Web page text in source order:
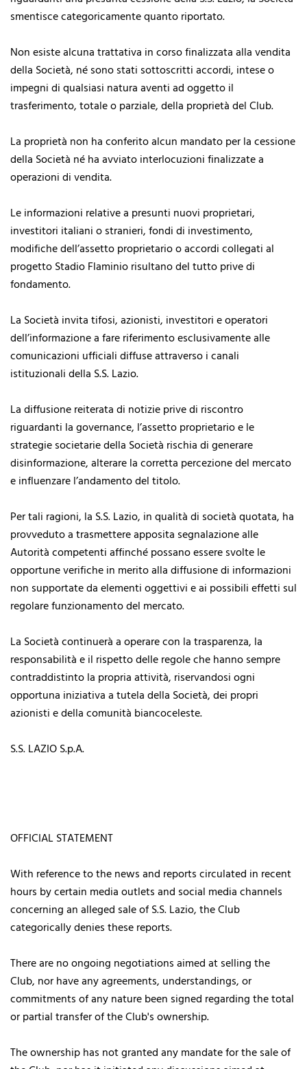
smentisce categoricamente quanto riportato.
Non esiste alcuna trattativa in corso finalizzata alla vendita
della Società, né sono stati sottoscritti accordi, intese o
impegni di qualsiasi natura aventi ad oggetto il
trasferimento, totale o parziale, della proprietà del Club.
La proprietà non ha conferito alcun mandato per la cessione
della Società né ha avviato interlocuzioni finalizzate a
operazioni di vendita.
Le informazioni relative a presunti nuovi proprietari,
investitori italiani o stranieri, fondi di investimento,
modifiche dell’assetto proprietario o accordi collegati al
progetto Stadio Flaminio risultano del tutto prive di
fondamento.
La Società invita tifosi, azionisti, investitori e operatori
dell’informazione a fare riferimento esclusivamente alle
comunicazioni ufficiali diffuse attraverso i canali
istituzionali della S.S. Lazio.
La diffusione reiterata di notizie prive di riscontro
riguardanti la governance, l’assetto proprietario e le
strategie societarie della Società rischia di generare
disinformazione, alterare la corretta percezione del mercato
e influenzare l’andamento del titolo.
Per tali ragioni, la S.S. Lazio, in qualità di società quotata, ha
provveduto a trasmettere apposita segnalazione alle
Autorità competenti affinché possano essere svolte le
opportune verifiche in merito alla diffusione di informazioni
non supportate da elementi oggettivi e ai possibili effetti sul
regolare funzionamento del mercato.
La Società continuerà a operare con la trasparenza, la
responsabilità e il rispetto delle regole che hanno sempre
contraddistinto la propria attività, riservandosi ogni
opportuna iniziativa a tutela della Società, dei propri
azionisti e della comunità biancoceleste.
S.S. LAZIO S.p.A.
OFFICIAL STATEMENT
With reference to the news and reports circulated in recent
hours by certain media outlets and social media channels
concerning an alleged sale of S.S. Lazio, the Club
categorically denies these reports.
There are no ongoing negotiations aimed at selling the
Club, nor have any agreements, understandings, or
commitments of any nature been signed regarding the total
or partial transfer of the Club's ownership.
The ownership has not granted any mandate for the sale of